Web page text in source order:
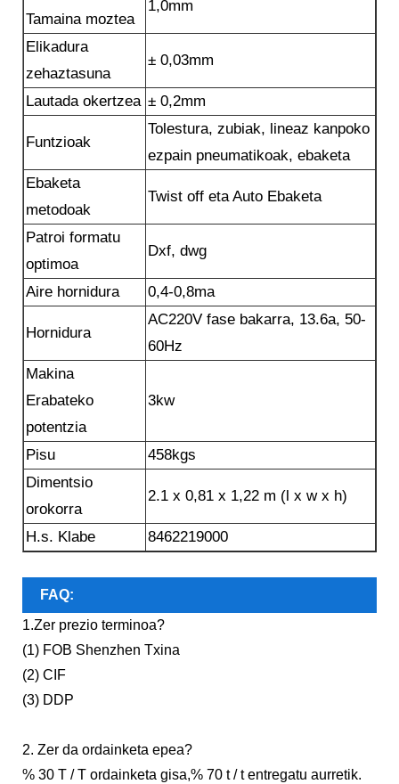
Tamaina moztea
1,0mm
Elikadura
zehaztasuna
± 0,03mm
Lautada okertzea ± 0,2mm
Funtzioak
Tolestura, zubiak, lineaz kanpoko
ezpain pneumatikoak, ebaketa
Ebaketa
metodoak
Twist off eta Auto Ebaketa
Patroi formatu
optimoa
Dxf, dwg
Aire hornidura 0,4-0,8ma
Hornidura
AC220V fase bakarra, 13.6a, 50-
60Hz
Makina
Erabateko
potentzia
3kw
Pisu
458kgs
Dimentsio
orokorra
2.1 x 0,81 x 1,22 m (l x w x h)
H.s. Klabe 8462219000
FAQ:
1.Zer prezio terminoa?
(1) FOB Shenzhen Txina
(2) CIF
(3) DDP
2. Zer da ordainketa epea?
% 30 T / T ordainketa gisa,% 70 t / t entregatu aurretik.